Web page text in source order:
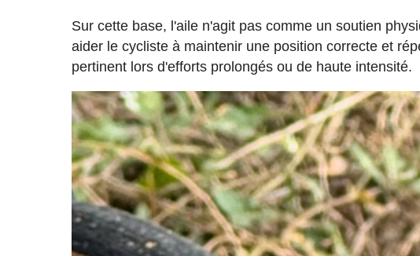
Sur cette base, l'aile n'agit pas comme un soutien
aider le cycliste à maintenir une position correcte et
pertinent lors d'efforts prolongés ou de haute intensité.